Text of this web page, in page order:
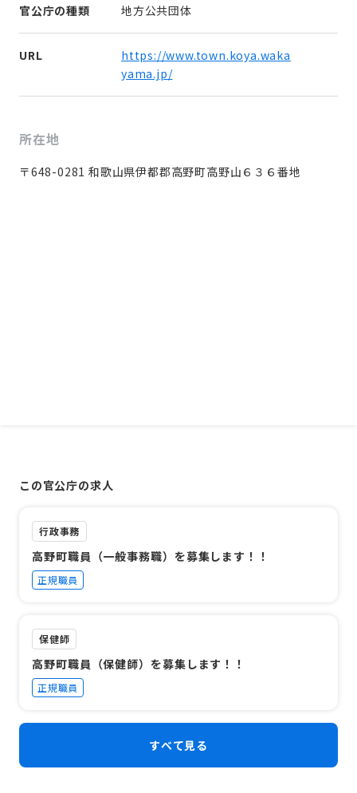
官公庁の種類 地方公共団体
URL
https://www.town.koya.waka
yama.jp/
所在地
〒648-0281 和歌山県伊都郡高野町高野山６３６番地
この官公庁の求人
行政事務
高野町職員（一般事務職）を募集します！！
正規職員
保健師
高野町職員（保健師）を募集します！！
正規職員
すべて見る